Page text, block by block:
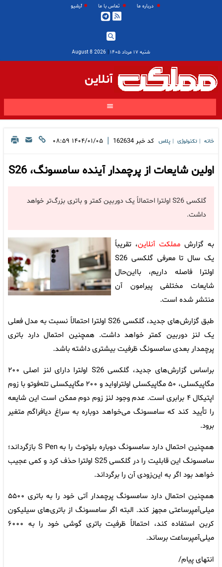
درباره ما تماس با ما آرشیو
شنبه ۱۷ مرداد ۱۴۰۵ |
2026 August 8
آنلاین
خانه تکنولوژی پلاس کد خبر 162634
| ۱۴۰۴/۰۱/۰۵ ۰۸:۵۹
اولین شایعات از پرچمدار آینده سامسونگ، S26
گلکسی S26 اولترا احتمالاً یک دوربین کمتر و باتری بزرگ‌تر خواهد
داشت.
به گزارش مملکت آنلاین، تقریباً
یک سال تا معرفی گلکسی S26
اولترا فاصله داریم، بااین‌حال
شایعات مختلفی پیرامون آن
منتشر شده است.
طبق گزارش‌های جدید، گلکسی S26 اولترا احتمالاً نسبت به مدل فعلی
یک لنز دوربین کمتر خواهد داشت. همچنین احتمال دارد باتری
پرچمدار بعدی سامسونگ ظرفیت بیشتری داشته باشد.
براساس گزارش‌های جدید، گلکسی S26 اولترا دارای لنز اصلی ۲۰۰
مگاپیکسلی، ۵۰ مگاپیکسلی اولتراواید و ۲۰۰ مگاپیکسلی تله‌فوتو با زوم
اپتیکال ۴ برابری است. عدم وجود لنز زوم دوم ممکن است این شایعه
را تأیید کند که سامسونگ می‌خواهد دوباره به سراغ دیافراگم متغیر
برود.
همچنین احتمال دارد سامسونگ دوباره بلوتوث را به S Pen بازگرداند؛
سامسونگ این قابلیت را در گلکسی S25 اولترا حذف کرد و کمی عجیب
خواهد بود اگر به این‌زودی آن را برگرداند.
همچنین احتمال دارد سامسونگ پرچمدار آتی خود را به باتری ۵۵۰۰
میلی‌آمپرساعتی مجهز کند. البته اگر سامسونگ از باتری‌های سیلیکون
کربن استفاده کند، احتمالاً ظرفیت باتری گوشی خود را به ۶۰۰۰
میلی‌آمپرساعت برساند.
انتهای پیام/